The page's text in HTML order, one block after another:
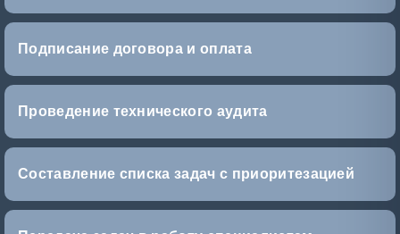
Подписание договора и оплата
Проведение технического аудита
Составление списка задач с приоритезацией